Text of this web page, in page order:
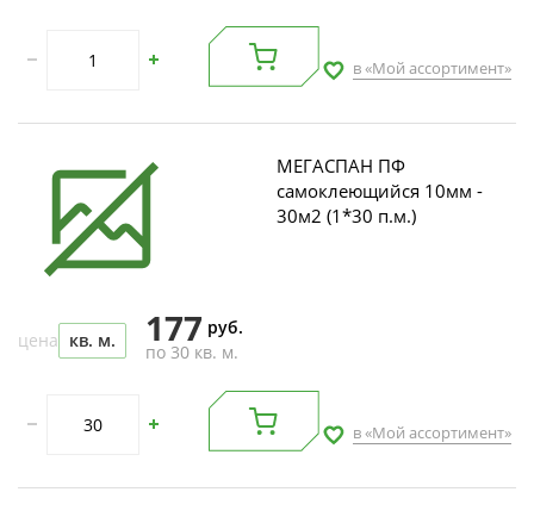
в «Мой ассортимент»
МЕГАСПАН ПФ
самоклеющийся 10мм -
30м2 (1*30 п.м.)
цена кв. м. 177 руб.
по 30 кв. м.
в «Мой ассортимент»